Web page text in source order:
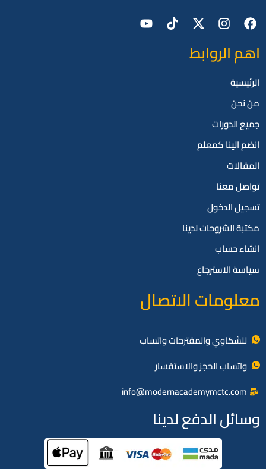
اهم الروابط
الرئيسية
من نحن
جميع الدورات
انضم الينا كمعلم
المقالات
تواصل معنا
تسجيل الدخول
مكتبة الشروحات لدينا
انشاء حساب
سياسة الاسترجاع
معلومات الاتصال
للشكاوي والمقترحات واتساب
واتساب الحجز والاستفسار
info@modernacademymctc.com
وسائل الدفع لدينا